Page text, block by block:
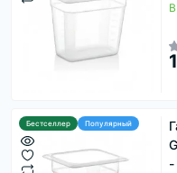
Бестселлер Популярный
-